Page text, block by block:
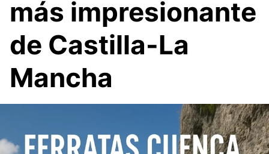
más impresionante
de Castilla-La
Mancha